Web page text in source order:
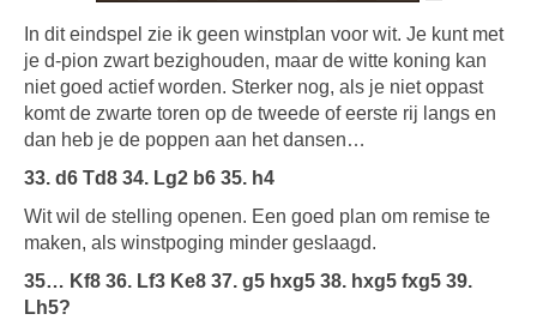
In dit eindspel zie ik geen winstplan voor wit. Je kunt met
je d-pion zwart bezighouden, maar de witte koning kan
niet goed actief worden. Sterker nog, als je niet oppast
komt de zwarte toren op de tweede of eerste rij langs en
dan heb je de poppen aan het dansen…
33. d6 Td8 34. Lg2 b6 35. h4
Wit wil de stelling openen. Een goed plan om remise te
maken, als winstpoging minder geslaagd.
35… Kf8 36. Lf3 Ke8 37. g5 hxg5 38. hxg5 fxg5 39.
Lh5?